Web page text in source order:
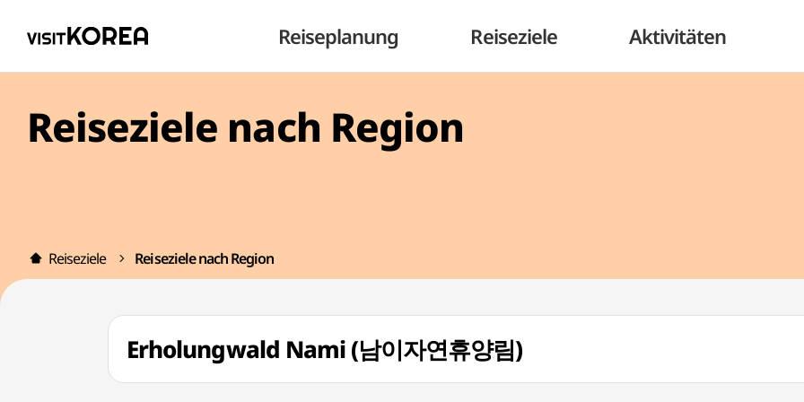
Reiseplanung Reiseziele Aktivitäten
Reiseziele nach Region
Reiseziele Reiseziele nach Region
Erholungwald Nami (남이자연휴양림)